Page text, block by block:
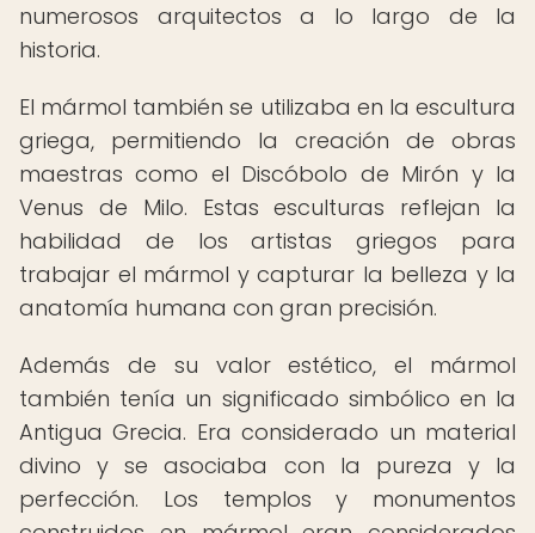
numerosos arquitectos a lo largo de la
historia.
El mármol también se utilizaba en la escultura
griega, permitiendo la creación de obras
maestras como el Discóbolo de Mirón y la
Venus de Milo. Estas esculturas reflejan la
habilidad de los artistas griegos para
trabajar el mármol y capturar la belleza y la
anatomía humana con gran precisión.
Además de su valor estético, el mármol
también tenía un significado simbólico en la
Antigua Grecia. Era considerado un material
divino y se asociaba con la pureza y la
perfección. Los templos y monumentos